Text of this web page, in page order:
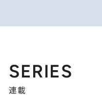
SERIES
連載